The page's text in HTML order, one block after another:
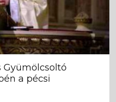
Gyümölcsoltó
a pécsi